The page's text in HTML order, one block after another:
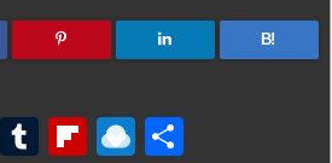
B!
T
T
Fl R